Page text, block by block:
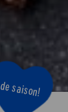
de saison!